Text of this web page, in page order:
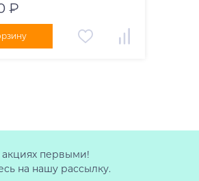
₽
акциях первыми!
на нашу рассылку.